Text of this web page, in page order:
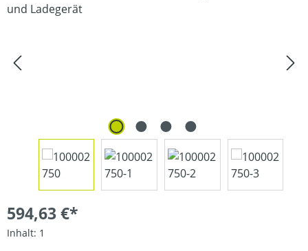
594,63 €*
Inhalt: 1